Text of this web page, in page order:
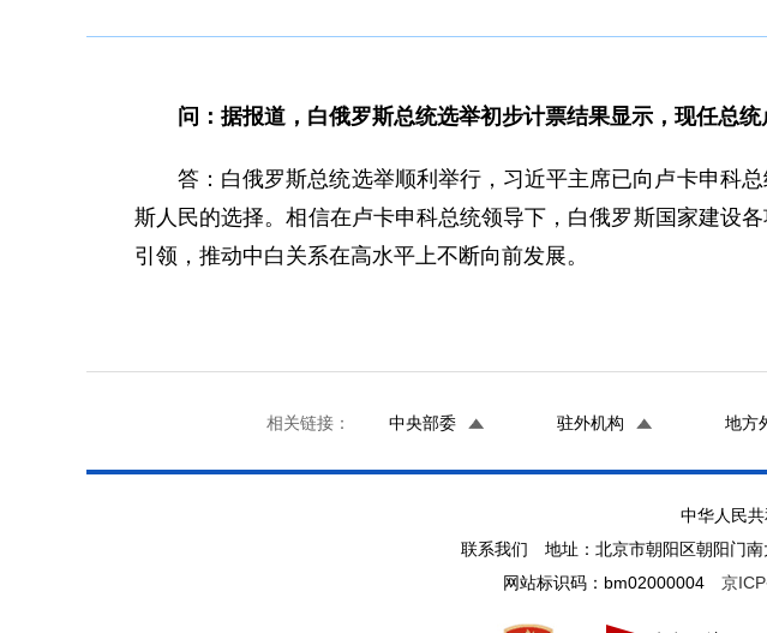
问：据报道，白俄罗斯总统选举初步计票结果显示，现任总
答：白俄罗斯总统选举顺利举行，习近平主席已向卢卡申科
斯人民的选择。相信在卢卡申科总统领导下，白俄罗斯国家建设
引领，推动中白关系在高水平上不断向前发展。
相关链接： 中央部委 驻外机构 地方
中华人民
联系我们 地址：北京市朝阳区朝阳门
网站标识码：bm02000004 京